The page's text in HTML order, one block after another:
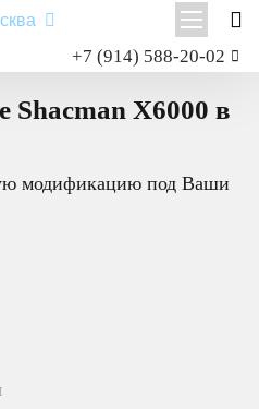
+7 (914) 588-20-02
грузов; для перевозки
X6000
Shacman X6000 в
модификацию под Ваши